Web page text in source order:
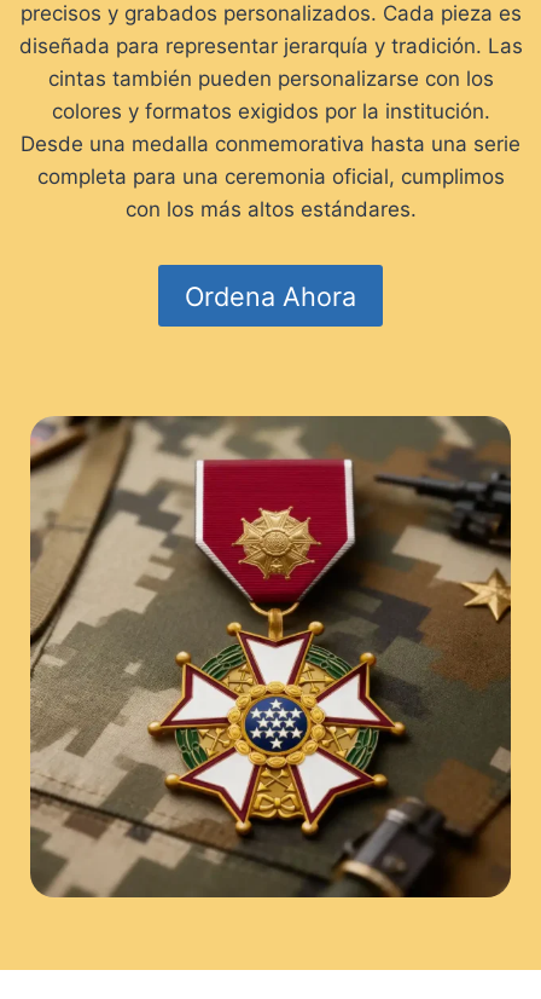
precisos y grabados personalizados. Cada pieza es
diseñada para representar jerarquía y tradición. Las
cintas también pueden personalizarse con los
colores y formatos exigidos por la institución.
Desde una medalla conmemorativa hasta una serie
completa para una ceremonia oficial, cumplimos
con los más altos estándares.
Ordena Ahora